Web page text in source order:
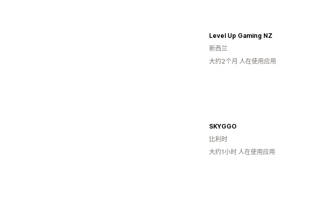
Level Up Gaming NZ
新西兰
大约2个月 人在使用应用
SKYGGO
比利时
大约1小时 人在使用应用